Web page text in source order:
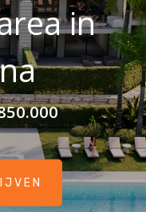
in